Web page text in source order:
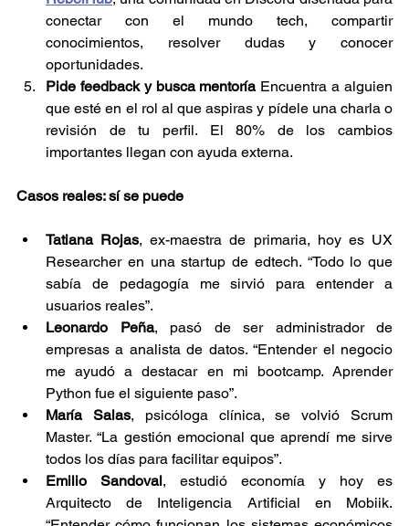
conectar con el mundo tech, compartir
conocimientos, resolver dudas y conocer
oportunidades.
Pide feedback y busca mentoría Encuentra a alguien
que esté en el rol al que aspiras y pídele una charla o
revisión de tu perfil. El 80% de los cambios
importantes llegan con ayuda externa.
Casos reales: sí se puede
Tatiana Rojas, ex-maestra de primaria, hoy es UX
Researcher en una startup de edtech. “Todo lo que
sabía de pedagogía me sirvió para entender a
usuarios reales”.
Leonardo Peña, pasó de ser administrador de
empresas a analista de datos. “Entender el negocio
me ayudó a destacar en mi bootcamp. Aprender
Python fue el siguiente paso”.
María Salas, psicóloga clínica, se volvió Scrum
Master. “La gestión emocional que aprendí me sirve
todos los días para facilitar equipos”.
Emilio Sandoval, estudió economía y hoy es
Arquitecto de Inteligencia Artificial en Mobiik.